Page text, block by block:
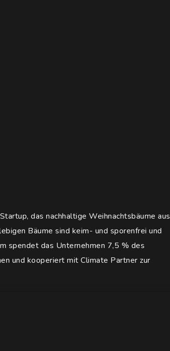
das nachhaltige Weihnachtsbäume aus
Bäume sind keim- und sporenfrei und
spendet das Unternehmen 7,5 % des
und kooperiert mit Climate Partner zur